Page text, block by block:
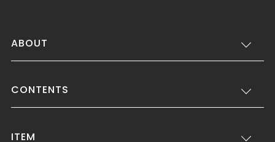
ABOUT
CONTENTS
ITEM